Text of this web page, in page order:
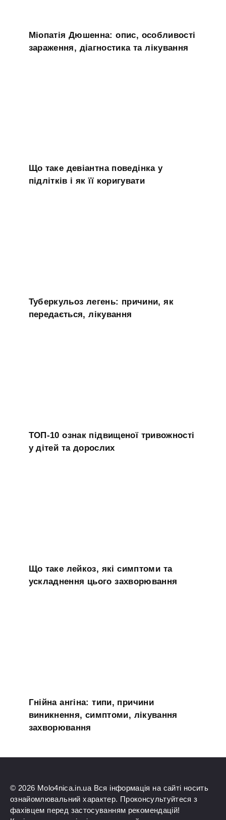
Міопатія Дюшенна: опис, особливості
зараження, діагностика та лікування
Що таке девіантна поведінка у
підлітків і як її коригувати
Туберкульоз легень: причини, як
передається, лікування
ТОП-10 ознак підвищеної тривожності
у дітей та дорослих
Що таке лейкоз, які симптоми та
ускладнення цього захворювання
Гнійна ангіна: типи, причини
виникнення, симптоми, лікування
захворювання
© 2026 Molo4nica.in.ua Вся інформація на сайті носить
ознайомлювальний характер. Проконсультуйтеся з
фахівцем перед застосуванням рекомендацій!